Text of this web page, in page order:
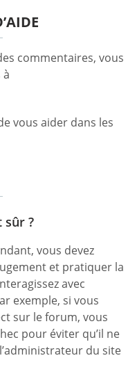
commentaires, vous
à
vous aider dans les
sûr ?
vous devez
et pratiquer la
avec
exemple, si vous
sur le forum, vous
pour éviter qu’il ne
du site